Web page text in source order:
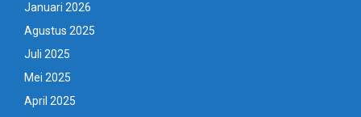
Januari 2026
Agustus 2025
Juli 2025
Mei 2025
April 2025